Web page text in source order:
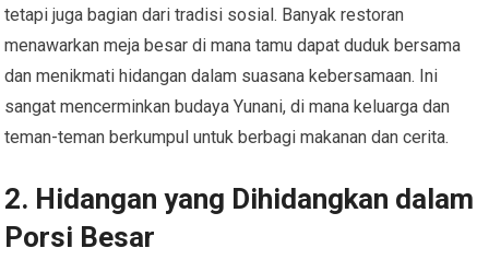
tetapi juga bagian dari tradisi sosial. Banyak restoran
menawarkan meja besar di mana tamu dapat duduk bersama
dan menikmati hidangan dalam suasana kebersamaan. Ini
sangat mencerminkan budaya Yunani, di mana keluarga dan
teman-teman berkumpul untuk berbagi makanan dan cerita.
2. Hidangan yang Dihidangkan dalam
Porsi Besar